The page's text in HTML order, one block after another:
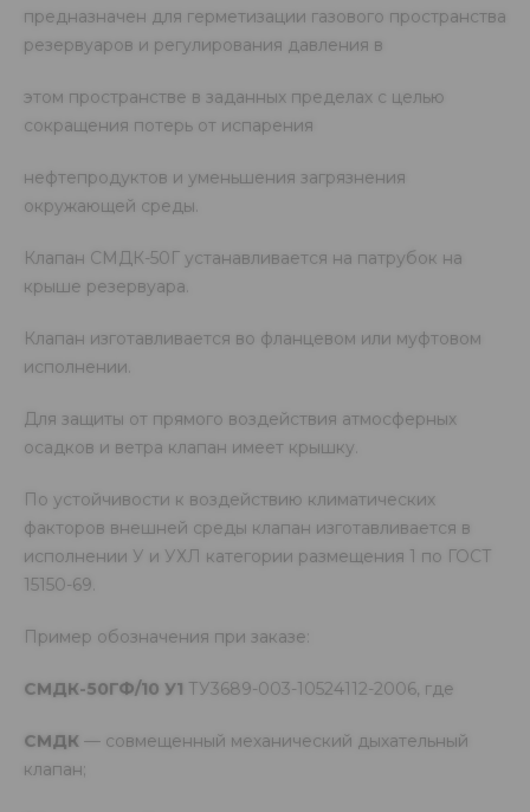
предназначен для герметизации газового пространства
резервуаров и регулирования давления в
этом пространстве в заданных пределах с целью
сокращения потерь от испарения
нефтепродуктов и уменьшения загрязнения
окружающей среды.
Клапан СМДК-50Г устанавливается на патрубок на
крыше резервуара.
Клапан изготавливается во фланцевом или муфтовом
исполнении.
Для защиты от прямого воздействия атмосферных
осадков и ветра клапан имеет крышку.
По устойчивости к воздействию климатических
факторов внешней среды клапан изготавливается в
исполнении У и УХЛ категории размещения 1 по ГОСТ
15150-69.
Пример обозначения при заказе:
СМДК-50ГФ/10 У1 ТУ3689-003-10524112-2006, где
СМДК — совмещенный механический дыхательный
клапан;